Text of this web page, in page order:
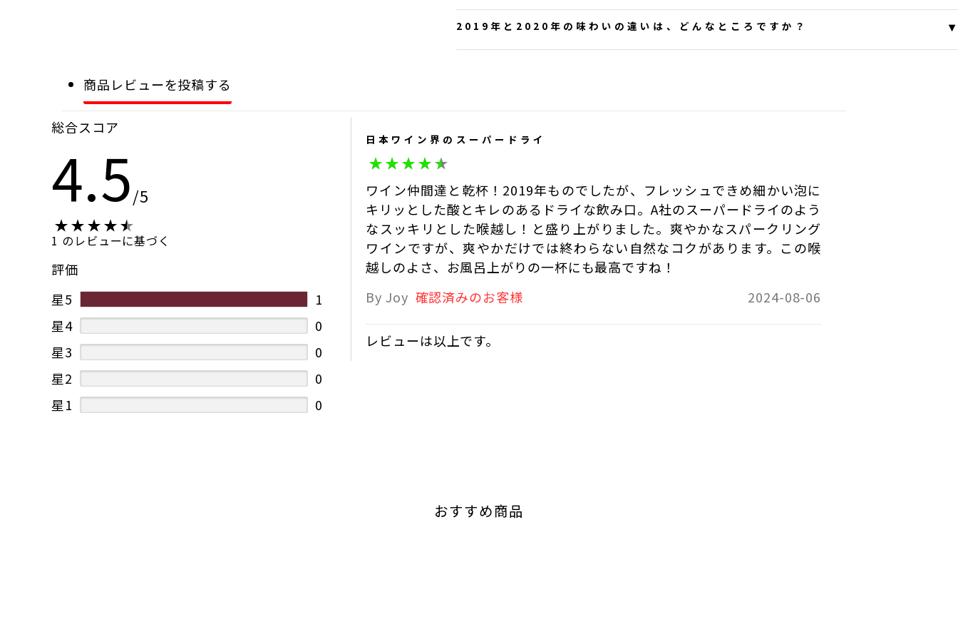
お問合せいただき誠にありがとうございます。
2019年と2020年の味わいの違いは、どんなところですか？ ▾
2019年は非常に葡萄栽培に良好な年であり、酸味・ガス圧・香りの部分で非常にバ
2020年は逆に難しい年ではありましたが、収穫日の調整、発酵温度やＡｌｃ等の
バランス調整を行い、良好であった2019年を思わせる味わいに仕上げました。
ただ、香りについては元々の葡萄の質に依存する部分がありますので、若干穏やか
になっています。
サンマモルワイナリー 2022-08-15 02:33:20
商品レビューを投稿する
総合スコア
4.5/5
1 のレビューに基づく
評価
星5
1
星4
0
星3
0
星2
0
星1
0
日本ワイン界のスーパードライ
ワイン仲間達と乾杯！2019年ものでしたが、フレッシュできめ細かい泡に
キリッとした酸とキレのあるドライな飲み口。A社のスーパードライのよう
なスッキリとした喉越し！と盛り上がりました。爽やかなスパークリング
ワインですが、爽やかだけでは終わらない自然なコクがあります。この喉
越しのよさ、お風呂上がりの一杯にも最高ですね！
By Joy 確認済みのお客様 2024-08-06
レビューは以上です。
おすすめ商品